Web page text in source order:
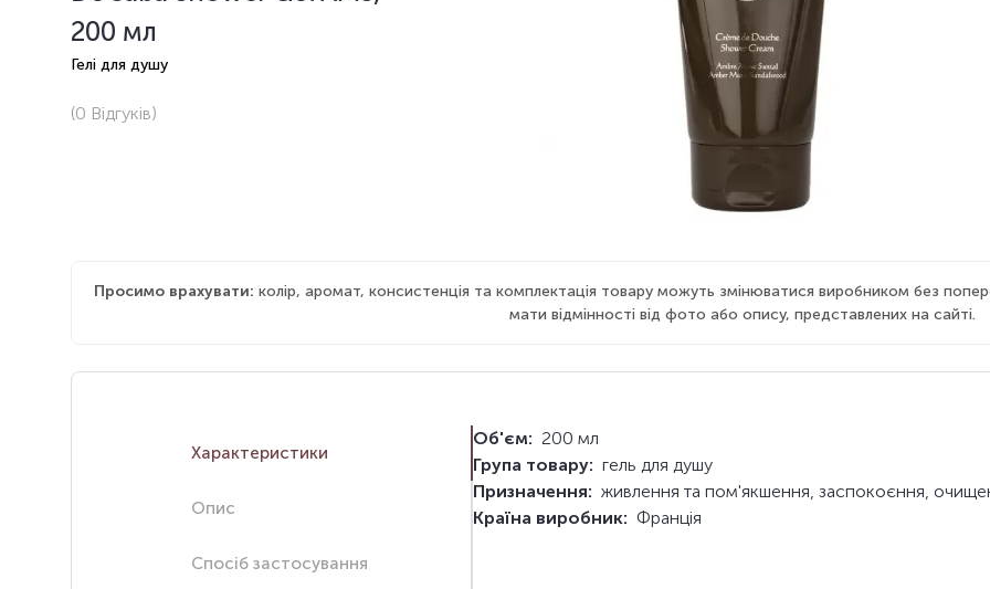
200 мл
Гелі для душу
(0 Відгуків)
Просимо врахувати: колір, аромат, консистенція та комплектація товару можуть змінюватися виробником без
мати відмінності від фото або опису, представлених на сайті.
Характеристики
Опис
Спосіб застосування
Об'єм: 200 мл
Група товару: гель для душу
Призначення: живлення та пом'якшення, заспокоєння,
Країна виробник: Франція